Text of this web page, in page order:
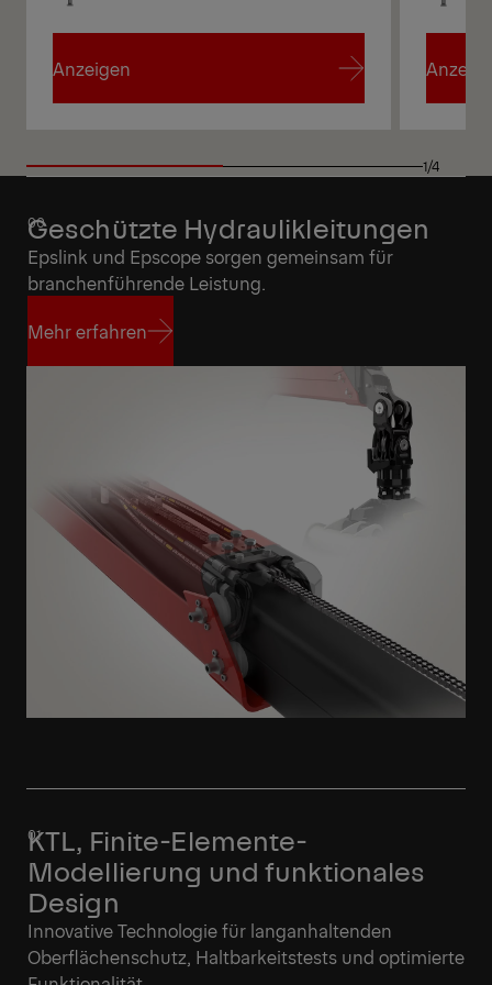
Anzeigen
1/4
Geschützte Hydraulikleitungen
Epslink und Epscope sorgen gemeinsam für
branchenführende Leistung.
Mehr erfahren
KTL, Finite-Elemente-
Modellierung und funktionales
Design
Innovative Technologie für langanhaltenden
Oberflächenschutz, Haltbarkeitstests und optimierte